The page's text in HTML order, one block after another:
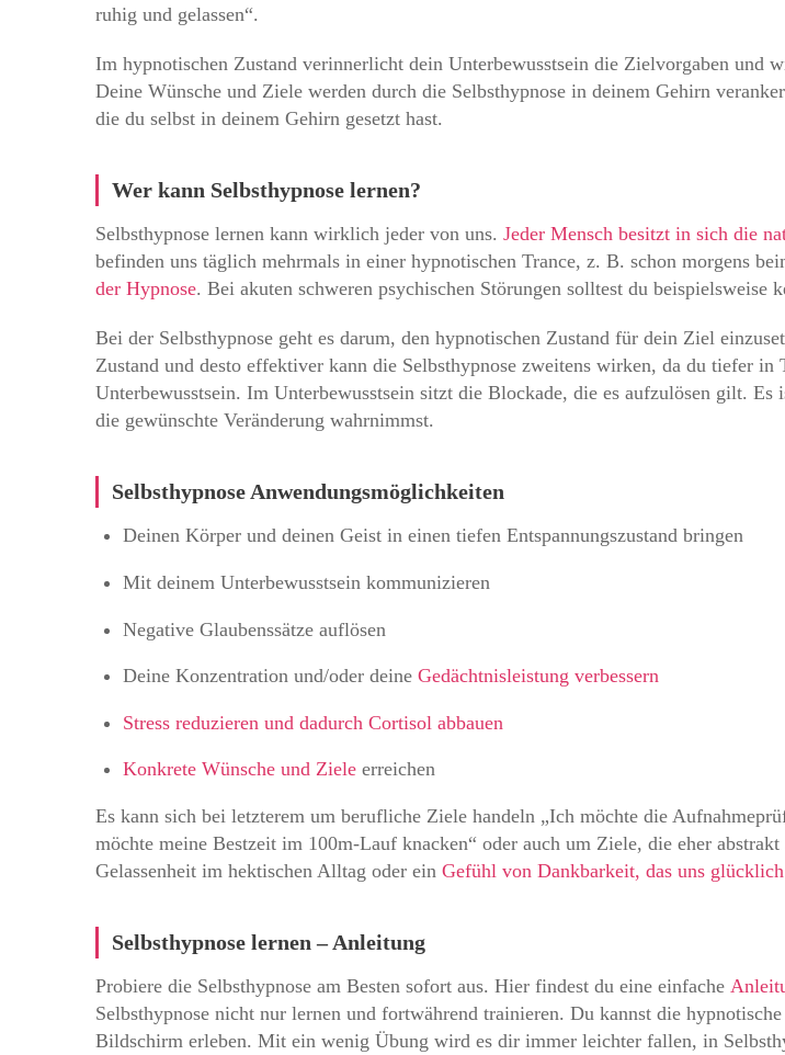
ruhig und gelassen“.
Im hypnotischen Zustand verinnerlicht dein Unterbewusstsein die Zielvorgaben und
Deine Wünsche und Ziele werden durch die Selbsthypnose in deinem Gehirn
die du selbst in deinem Gehirn gesetzt hast.
Wer kann Selbsthypnose lernen?
Selbsthypnose lernen kann wirklich jeder von uns. Jeder Mensch besitzt in sich die
befinden uns täglich mehrmals in einer hypnotischen Trance, z. B. schon morgens
der Hypnose. Bei akuten schweren psychischen Störungen solltest du beispielsweise
Bei der Selbsthypnose geht es darum, den hypnotischen Zustand für dein Ziel
Zustand und desto effektiver kann die Selbsthypnose zweitens wirken, da du tiefer
Unterbewusstsein. Im Unterbewusstsein sitzt die Blockade, die es aufzulösen gilt.
die gewünschte Veränderung wahrnimmst.
Selbsthypnose Anwendungsmöglichkeiten
Deinen Körper und deinen Geist in einen tiefen Entspannungszustand bringen
Mit deinem Unterbewusstsein kommunizieren
Negative Glaubenssätze auflösen
Deine Konzentration und/oder deine Gedächtnisleistung verbessern
Stress reduzieren und dadurch Cortisol abbauen
Konkrete Wünsche und Ziele erreichen
Es kann sich bei letzterem um berufliche Ziele handeln „Ich möchte die
möchte meine Bestzeit im 100m-Lauf knacken“ oder auch um Ziele, die eher
Gelassenheit im hektischen Alltag oder ein Gefühl von Dankbarkeit, das uns
Selbsthypnose lernen – Anleitung
Probiere die Selbsthypnose am Besten sofort aus. Hier findest du eine einfache
Selbsthypnose nicht nur lernen und fortwährend trainieren. Du kannst die
Bildschirm erleben. Mit ein wenig Übung wird es dir immer leichter fallen, in